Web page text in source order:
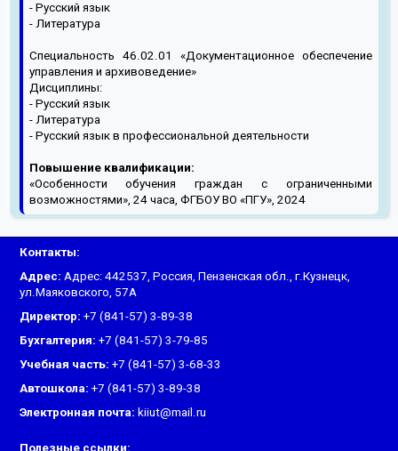
- Русский язык
- Литература
Специальность 46.02.01 «Документационное обеспечение
управления и архивоведение»
Дисциплины:
- Русский язык
- Литература
- Русский язык в профессиональной деятельности
Повышение квалификации:
«Особенности обучения граждан с ограниченными
возможностями», 24 часа, ФГБОУ ВО «ПГУ», 2024
Контакты:
Адрес: Адрес: 442537, Россия, Пензенская обл., г.Кузнецк,
ул.Маяковского, 57А
Директор: +7 (841-57) 3-89-38
Бухгалтерия: +7 (841-57) 3-79-85
Учебная часть: +7 (841-57) 3-68-33
Автошкола: +7 (841-57) 3-89-38
Электронная почта: kiiut@mail.ru
Полезные ссылки: